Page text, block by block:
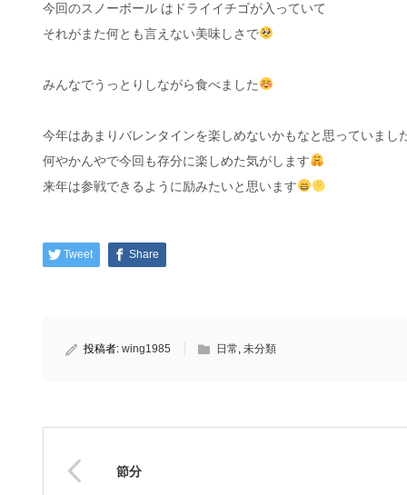
今回のスノーボール はドライイチゴが入っていて
それがまた何とも言えない美味しさで
みんなでうっとりしながら食べました
今年はあまりバレンタインを楽しめないかもなと思っていまし
何やかんやで今回も存分に楽しめた気がします
来年は参戦できるように励みたいと思います
Tweet Share
投稿者: wing1985 日常, 未分類
節分